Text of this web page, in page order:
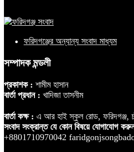
ফরিদগঞ্জের অন্যান্য সংবাদ মাধ্যম
সম্পাদক মন্ডলী
প্রকাশক : শামীম হাসান
বার্তা প্রধান : খাদিজা তাসনীম
বার্তা কক্ষ : এ আর হাই স্কুল রোড, ফরিদগঞ্জ,
সংবাদ সংক্রান্ত যে কোন বিষয়ে যোগাযোগ
+8801710970042